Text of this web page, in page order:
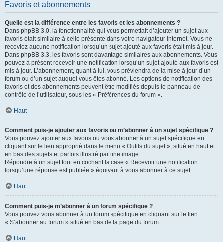
Favoris et abonnements
Quelle est la différence entre les favoris et les abonnements ?
Dans phpBB 3.0, la fonctionnalité qui vous permettait d’ajouter un sujet aux
favoris était similaire à celle présente dans votre navigateur internet. Vous ne
receviez aucune notification lorsqu’un sujet ajouté aux favoris était mis à jour.
Dans phpBB 3.3, les favoris sont davantage similaires aux abonnements. Vous
pouvez à présent recevoir une notification lorsqu’un sujet ajouté aux favoris est
mis à jour. L’abonnement, quant à lui, vous préviendra de la mise à jour d’un
forum ou d’un sujet auquel vous êtes abonné. Les options de notification des
favoris et des abonnements peuvent être modifiés depuis le panneau de
contrôle de l’utilisateur, sous les « Préférences du forum ».
Haut
Comment puis-je ajouter aux favoris ou m’abonner à un sujet spécifique ?
Vous pouvez ajouter aux favoris ou vous abonner à un sujet spécifique en
cliquant sur le lien approprié dans le menu « Outils du sujet », situé en haut et
en bas des sujets et parfois illustré par une image.
Répondre à un sujet tout en cochant la case « Recevoir une notification
lorsqu’une réponse est publiée » équivaut à vous abonner à ce sujet.
Haut
Comment puis-je m’abonner à un forum spécifique ?
Vous pouvez vous abonner à un forum spécifique en cliquant sur le lien
« S’abonner au forum » situé en bas de la page du forum.
Haut